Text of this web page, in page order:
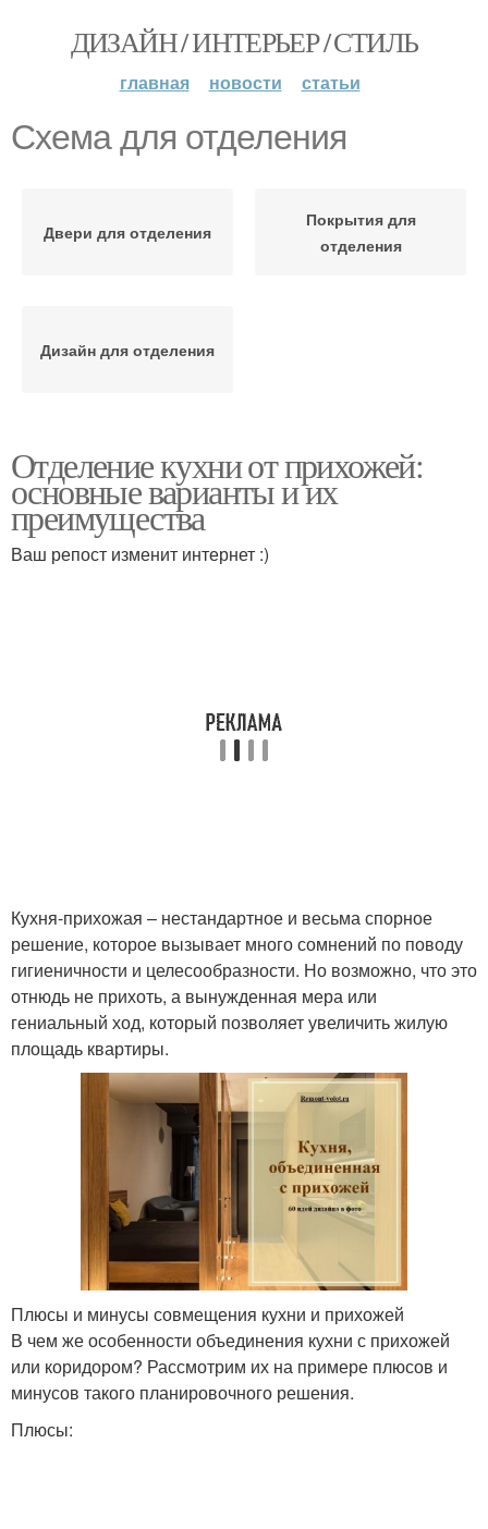
ДИЗАЙН / ИНТЕРЬЕР / СТИЛЬ
главная новости статьи
Схема для отделения
Двери для отделения
Покрытия для
отделения
Дизайн для отделения
Отделение кухни от прихожей:
основные варианты и их
преимущества
Ваш репост изменит интернет :)
Кухня-прихожая – нестандартное и весьма спорное
решение, которое вызывает много сомнений по поводу
гигиеничности и целесообразности. Но возможно, что это
отнюдь не прихоть, а вынужденная мера или
гениальный ход, который позволяет увеличить жилую
площадь квартиры.
Плюсы и минусы совмещения кухни и прихожей
В чем же особенности объединения кухни с прихожей
или коридором? Рассмотрим их на примере плюсов и
минусов такого планировочного решения.
Плюсы: